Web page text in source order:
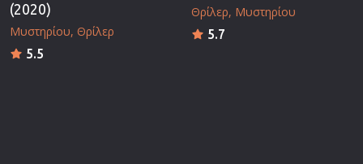
(2020)
Μυστηρίου Θρίλερ
5.5
Θρίλερ Μυστηρίου
5.7